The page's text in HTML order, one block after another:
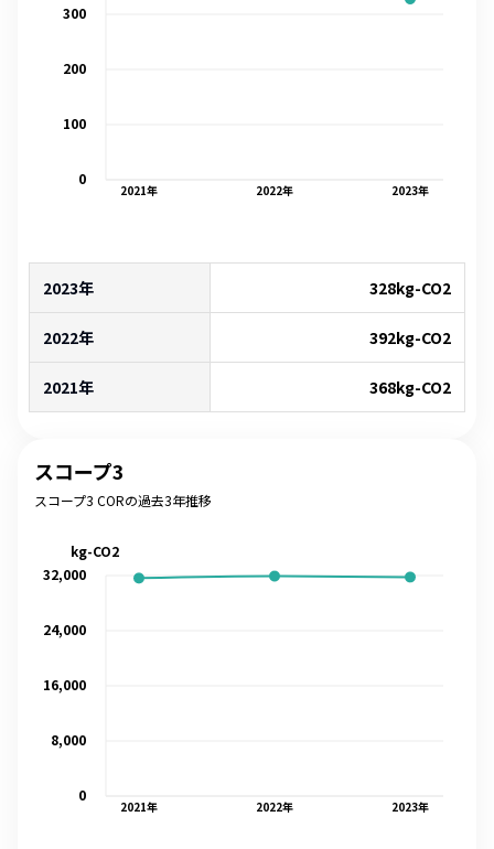
2021年 2022年 2023年
0
100
200
300
2023年 328kg-CO2
2022年 392kg-CO2
2021年 368kg-CO2
スコープ3
スコープ3 CORの過去3年推移
2021年 2022年 2023年
0
8,000
16,000
24,000
32,000
kg-CO2